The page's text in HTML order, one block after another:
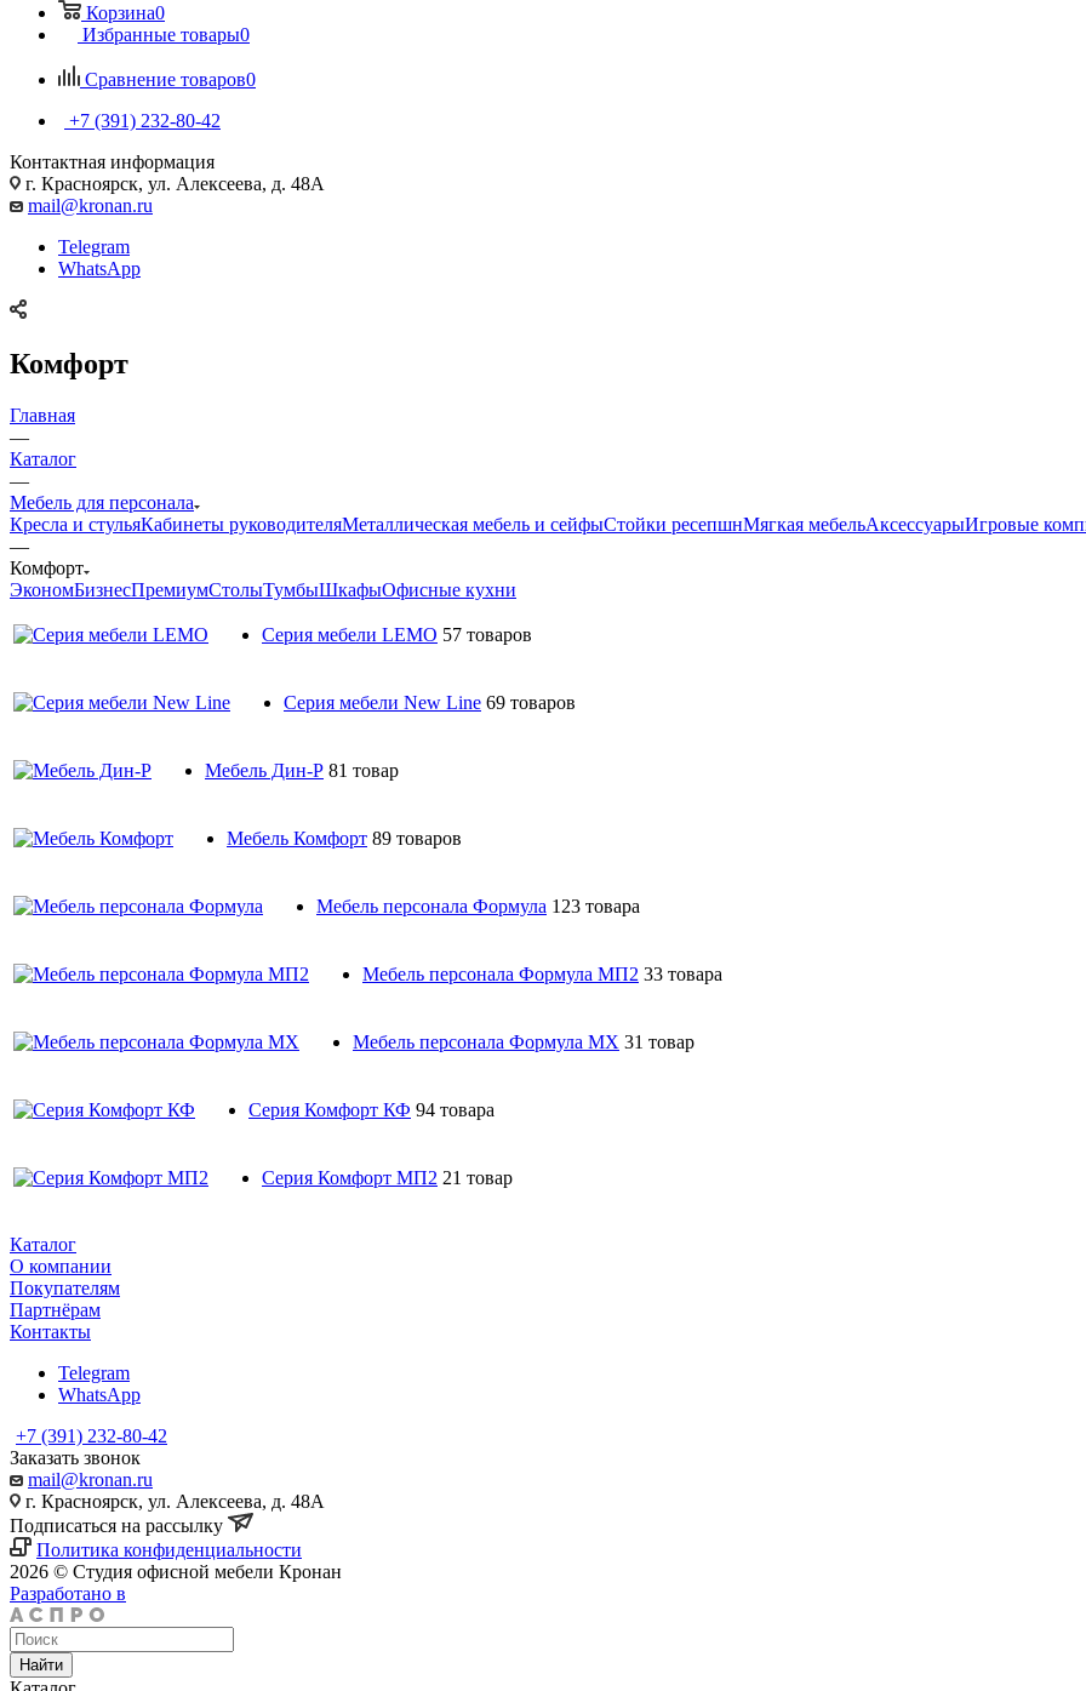
Корзина0
Избранные товары0
Сравнение товаров0
+7 (391) 232-80-42
Контактная информация
г. Красноярск, ул. Алексеева, д. 48А
mail@kronan.ru
Telegram
WhatsApp
Комфорт
Главная
—
Каталог
—
Мебель для персонала
Кресла и стульяКабинеты руководителяМеталлическая мебель и сейфыСтойки ресепшнМягкая мебельАксессуарыИгровые
—
Комфорт
ЭкономБизнесПремиумСтолыТумбыШкафыОфисные кухни
Серия мебели LEMO 57 товаров
Серия мебели New Line 69 товаров
Мебель Дин-Р 81 товар
Мебель Комфорт 89 товаров
Мебель персонала Формула 123 товара
Мебель персонала Формула МП2 33 товара
Мебель персонала Формула МХ 31 товар
Серия Комфорт КФ 94 товара
Серия Комфорт МП2 21 товар
Каталог
О компании
Покупателям
Партнёрам
Контакты
Telegram
WhatsApp
+7 (391) 232-80-42
Заказать звонок
mail@kronan.ru
г. Красноярск, ул. Алексеева, д. 48А
Подписаться на рассылку
Политика конфиденциальности
2026 © Студия офисной мебели Кронан
Разработано в
Найти